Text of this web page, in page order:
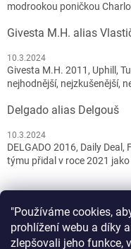
"Používáme cookies,
prohlížení webu a díky
zlepšovali jeho funkce,
modrookou poničkou
Givesta M.H. alias
10.3.2024
Givesta M.H. 2011, Uphill,
nejhodnější, nejzkušenější,
Delgado alias Delgouš
10.3.2024
DELGADO 2016, Daily
týmu přidal v roce 2021